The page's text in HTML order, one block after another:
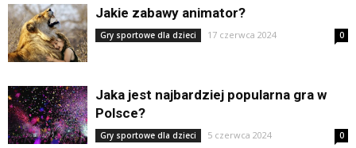
Jakie zabawy animator?
Gry sportowe dla dzieci 17 czerwca 2024 0
Jaka jest najbardziej popularna gra w
Polsce?
Gry sportowe dla dzieci 5 czerwca 2024 0